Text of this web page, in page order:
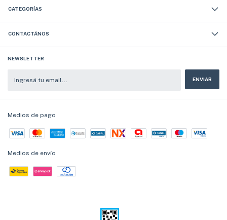
CATEGORÍAS
CONTACTÁNOS
NEWSLETTER
Medios de pago
Medios de envío